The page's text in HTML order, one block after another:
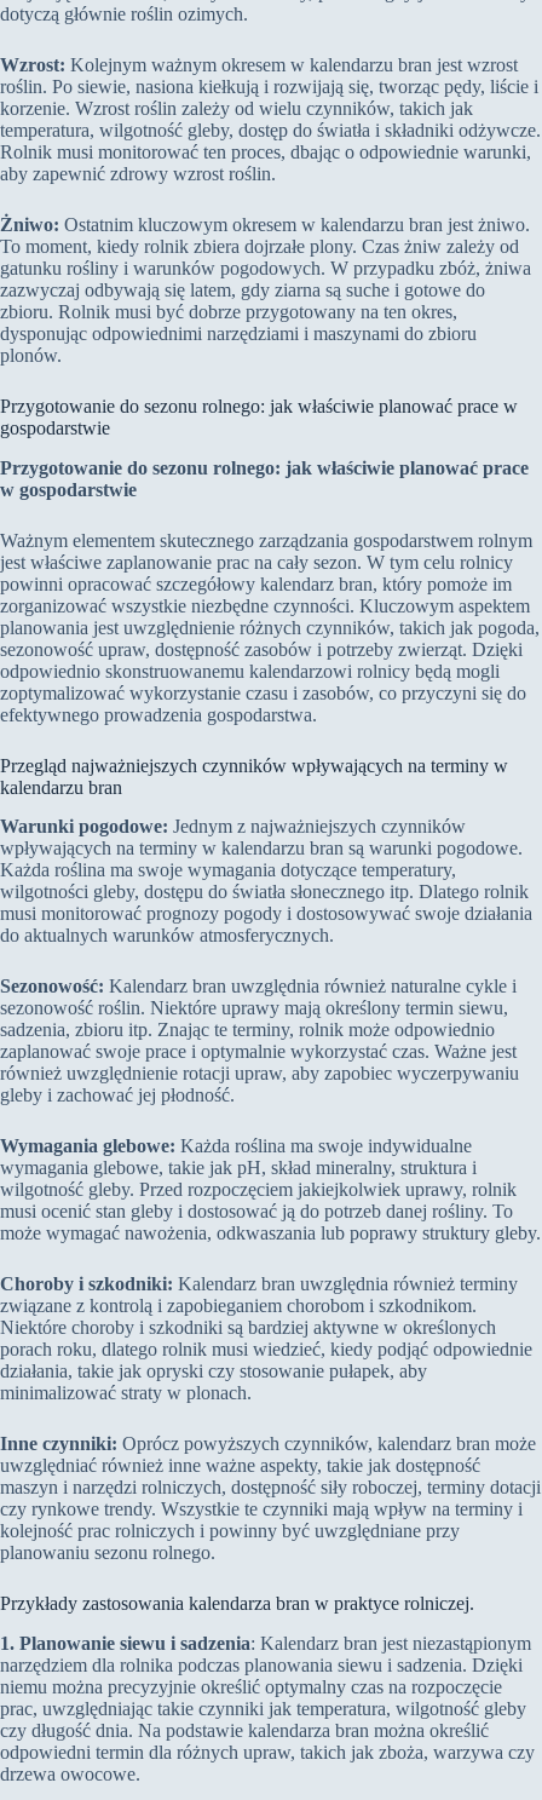
dotyczą głównie roślin ozimych.
Wzrost: Kolejnym ważnym okresem w kalendarzu bran jest wzrost
roślin. Po siewie, nasiona kiełkują i rozwijają się, tworząc pędy, liście i
korzenie. Wzrost roślin zależy od wielu czynników, takich jak
temperatura, wilgotność gleby, dostęp do światła i składniki odżywcze.
Rolnik musi monitorować ten proces, dbając o odpowiednie warunki,
aby zapewnić zdrowy wzrost roślin.
Żniwo: Ostatnim kluczowym okresem w kalendarzu bran jest żniwo.
To moment, kiedy rolnik zbiera dojrzałe plony. Czas żniw zależy od
gatunku rośliny i warunków pogodowych. W przypadku zbóż, żniwa
zazwyczaj odbywają się latem, gdy ziarna są suche i gotowe do
zbioru. Rolnik musi być dobrze przygotowany na ten okres,
dysponując odpowiednimi narzędziami i maszynami do zbioru
plonów.
Przygotowanie do sezonu rolnego: jak właściwie planować prace w
gospodarstwie
Przygotowanie do sezonu rolnego: jak właściwie planować prace
w gospodarstwie
Ważnym elementem skutecznego zarządzania gospodarstwem rolnym
jest właściwe zaplanowanie prac na cały sezon. W tym celu rolnicy
powinni opracować szczegółowy kalendarz bran, który pomoże im
zorganizować wszystkie niezbędne czynności. Kluczowym aspektem
planowania jest uwzględnienie różnych czynników, takich jak pogoda,
sezonowość upraw, dostępność zasobów i potrzeby zwierząt. Dzięki
odpowiednio skonstruowanemu kalendarzowi rolnicy będą mogli
zoptymalizować wykorzystanie czasu i zasobów, co przyczyni się do
efektywnego prowadzenia gospodarstwa.
Przegląd najważniejszych czynników wpływających na terminy w
kalendarzu bran
Warunki pogodowe: Jednym z najważniejszych czynników
wpływających na terminy w kalendarzu bran są warunki pogodowe.
Każda roślina ma swoje wymagania dotyczące temperatury,
wilgotności gleby, dostępu do światła słonecznego itp. Dlatego rolnik
musi monitorować prognozy pogody i dostosowywać swoje działania
do aktualnych warunków atmosferycznych.
Sezonowość: Kalendarz bran uwzględnia również naturalne cykle i
sezonowość roślin. Niektóre uprawy mają określony termin siewu,
sadzenia, zbioru itp. Znając te terminy, rolnik może odpowiednio
zaplanować swoje prace i optymalnie wykorzystać czas. Ważne jest
również uwzględnienie rotacji upraw, aby zapobiec wyczerpywaniu
gleby i zachować jej płodność.
Wymagania glebowe: Każda roślina ma swoje indywidualne
wymagania glebowe, takie jak pH, skład mineralny, struktura i
wilgotność gleby. Przed rozpoczęciem jakiejkolwiek uprawy, rolnik
musi ocenić stan gleby i dostosować ją do potrzeb danej rośliny. To
może wymagać nawożenia, odkwaszania lub poprawy struktury gleby.
Choroby i szkodniki: Kalendarz bran uwzględnia również terminy
związane z kontrolą i zapobieganiem chorobom i szkodnikom.
Niektóre choroby i szkodniki są bardziej aktywne w określonych
porach roku, dlatego rolnik musi wiedzieć, kiedy podjąć odpowiednie
działania, takie jak opryski czy stosowanie pułapek, aby
minimalizować straty w plonach.
Inne czynniki: Oprócz powyższych czynników, kalendarz bran może
uwzględniać również inne ważne aspekty, takie jak dostępność
maszyn i narzędzi rolniczych, dostępność siły roboczej, terminy dotacji
czy rynkowe trendy. Wszystkie te czynniki mają wpływ na terminy i
kolejność prac rolniczych i powinny być uwzględniane przy
planowaniu sezonu rolnego.
Przykłady zastosowania kalendarza bran w praktyce rolniczej.
1. Planowanie siewu i sadzenia: Kalendarz bran jest niezastąpionym
narzędziem dla rolnika podczas planowania siewu i sadzenia. Dzięki
niemu można precyzyjnie określić optymalny czas na rozpoczęcie
prac, uwzględniając takie czynniki jak temperatura, wilgotność gleby
czy długość dnia. Na podstawie kalendarza bran można określić
odpowiedni termin dla różnych upraw, takich jak zboża, warzywa czy
drzewa owocowe.